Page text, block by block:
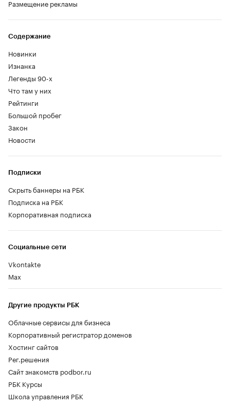
Размещение рекламы
Содержание
Новинки
Изнанка
Легенды 90-х
Что там у них
Рейтинги
Большой пробег
Закон
Новости
Социальные сети
Vkontakte
Max
Другие продукты РБК
Облачные сервисы для бизнеса
Корпоративный регистратор доменов
Хостинг сайтов
Рег.решения
Сайт знакомств podbor.ru
РБК Курсы
Школа управления РБК
Подписки
Скрыть баннеры на РБК
Подписка на РБК
Корпоративная подписка